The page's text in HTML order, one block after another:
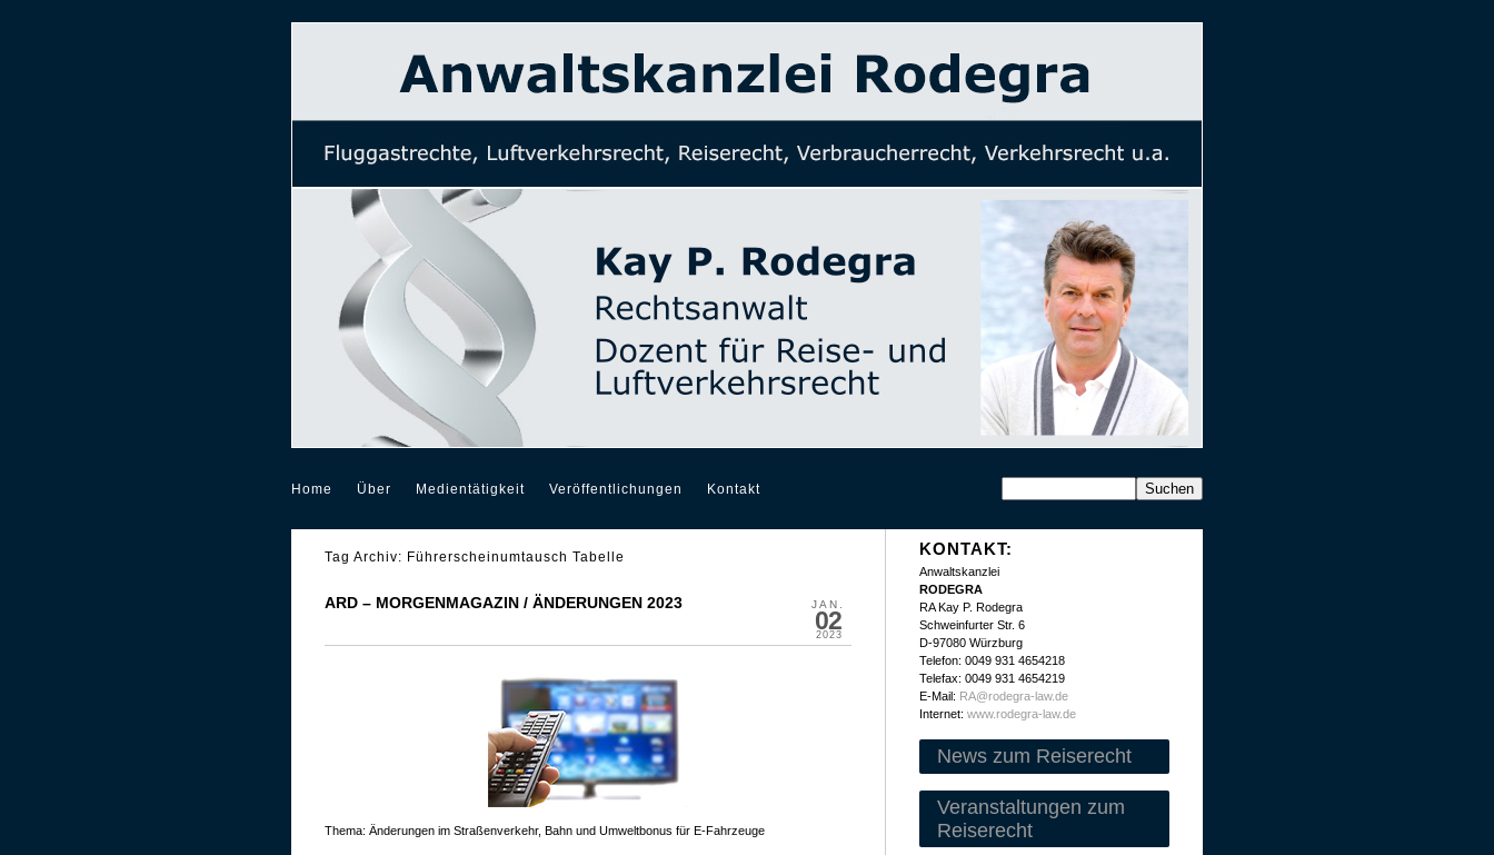
Home Über Medientätigkeit Veröffentlichungen Kontakt
Tag Archiv: Führerscheinumtausch Tabelle
JAN.
02
2023
ARD – MORGENMAGAZIN / ÄNDERUNGEN 2023
Thema: Änderungen im Straßenverkehr, Bahn und Umweltbonus für E-Fahrzeuge
KONTAKT:
Anwaltskanzlei
RODEGRA
RA Kay P. Rodegra
Schweinfurter Str. 6
D-97080 Würzburg
Telefon: 0049 931 4654218
Telefax: 0049 931 4654219
E-Mail: RA@rodegra-law.de
Internet: www.rodegra-law.de
News zum Reiserecht
Veranstaltungen zum
Reiserecht